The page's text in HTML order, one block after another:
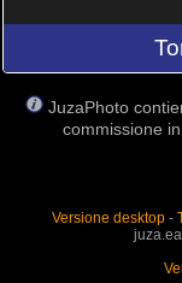
JuzaPhoto
commissione
Versione desktop-